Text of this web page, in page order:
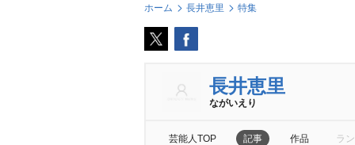
ホーム 長井恵里 特集
長井恵里
ながいえり
芸能人TOP 記事 作品 ラ